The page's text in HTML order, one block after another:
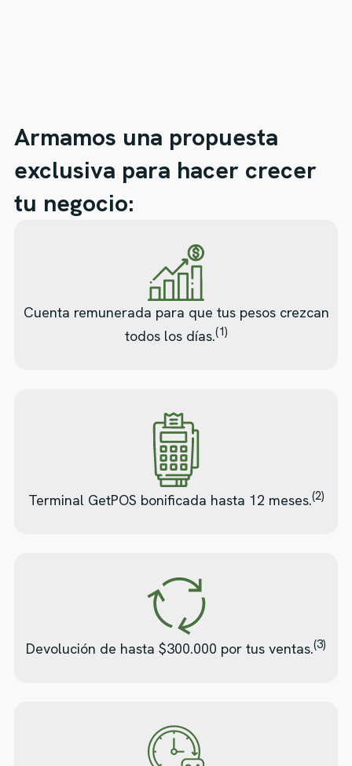
Armamos una propuesta
exclusiva para hacer crecer
tu negocio:
Cuenta remunerada para que tus pesos crezcan
todos los días.(1)
Terminal GetPOS bonificada hasta 12 meses.(2)
Devolución de hasta $300.000 por tus ventas.(3)